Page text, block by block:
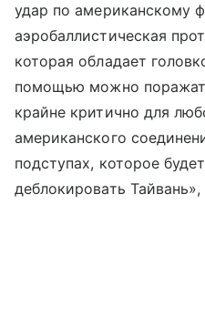
удар по американскому
аэробаллистическая
которая обладает
помощью можно
крайне критично для
американского
подступах, которое
деблокировать